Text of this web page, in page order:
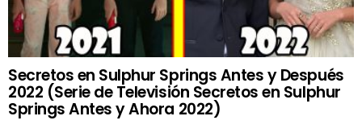
Secretos en Sulphur Springs Antes y Después
2022 (Serie de Televisión Secretos en Sulphur
Springs Antes y Ahora 2022)